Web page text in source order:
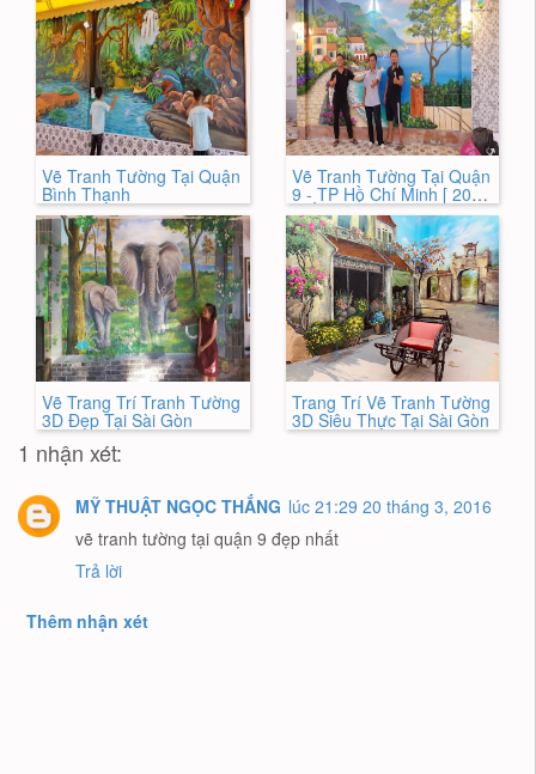
Vẽ Tranh Tường Tại Quận
Bình Thạnh
Vẽ Tranh Tường Tại Quận
9 - TP Hồ Chí Minh [ 2024
MỚI NHẤT ]
Vẽ Trang Trí Tranh Tường
3D Đẹp Tại Sài Gòn
Trang Trí Vẽ Tranh Tường
3D Siêu Thực Tại Sài Gòn
1 nhận xét:
MỸ THUẬT NGỌC THẮNG lúc 21:29 20 tháng 3, 2016
vẽ tranh tường tại quận 9 đẹp nhất
Trả lời
Thêm nhận xét